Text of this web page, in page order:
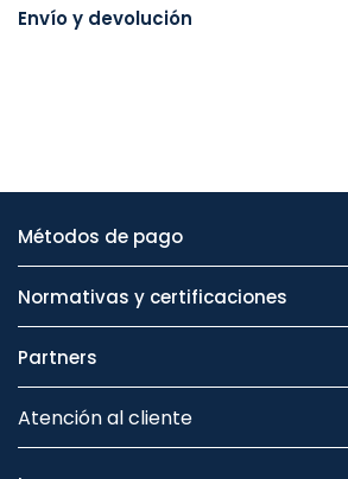
Envío y devolución
Métodos de pago
Normativas y certificaciones
Partners
Atención al cliente